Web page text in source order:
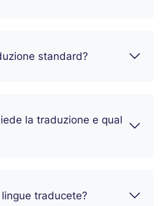
standard?
la traduzione e qual
traducete?